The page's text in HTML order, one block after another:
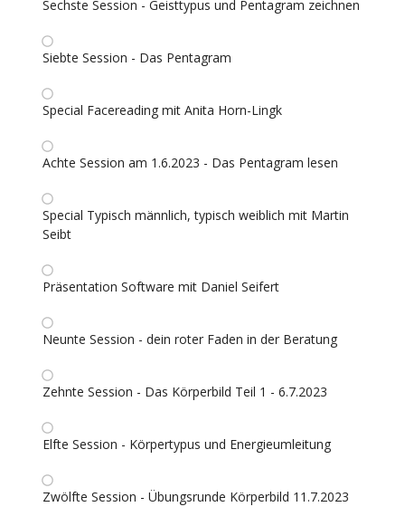
Sechste Session - Geisttypus und Pentagram zeichnen
Siebte Session - Das Pentagram
Special Facereading mit Anita Horn-Lingk
Achte Session am 1.6.2023 - Das Pentagram lesen
Special Typisch männlich, typisch weiblich mit Martin
Seibt
Präsentation Software mit Daniel Seifert
Neunte Session - dein roter Faden in der Beratung
Zehnte Session - Das Körperbild Teil 1 - 6.7.2023
Elfte Session - Körpertypus und Energieumleitung
Zwölfte Session - Übungsrunde Körperbild 11.7.2023